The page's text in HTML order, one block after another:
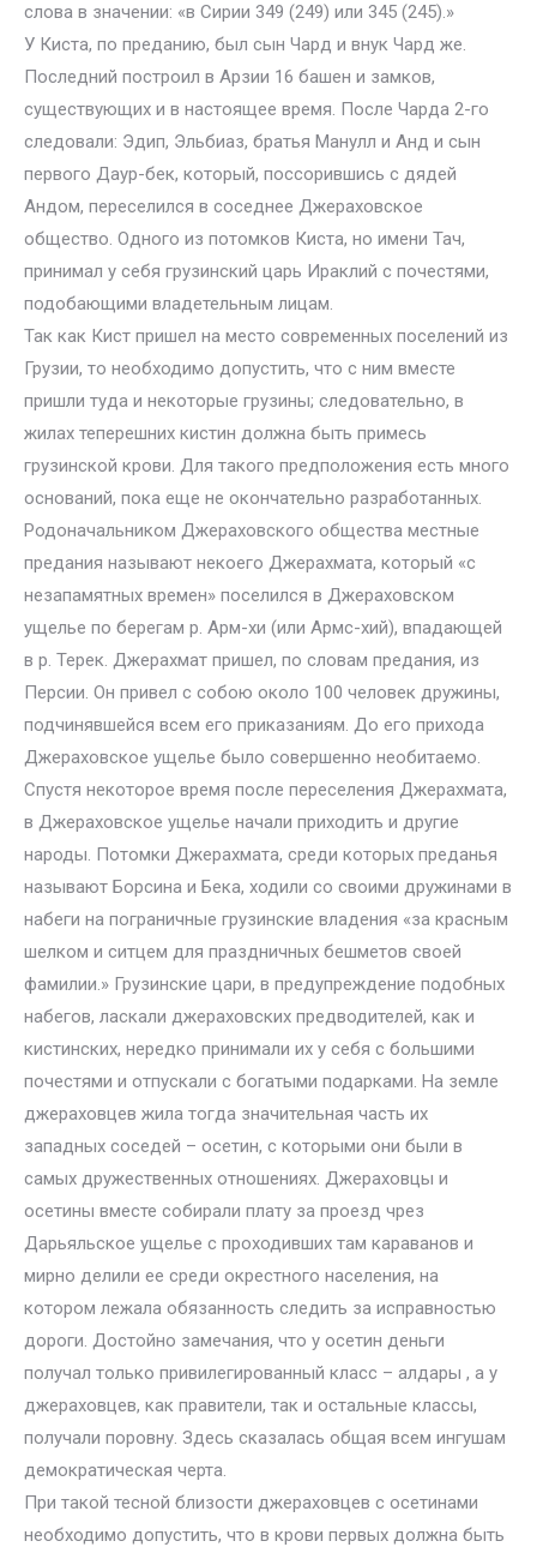
слова в значении: «в Сирии 349 (249) или 345 (245).»
У Киста, по преданию, был сын Чард и внук Чард же.
Последний построил в Арзии 16 башен и замков,
существующих и в настоящее время. После Чарда 2-го
следовали: Эдип, Эльбиаз, братья Манулл и Анд и сын
первого Даур-бек, который, поссорившись с дядей
Андом, переселился в соседнее Джераховское
общество. Одного из потомков Киста, но имени Тач,
принимал у себя грузинский царь Ираклий с почестями,
подобающими владетельным лицам.
Так как Кист пришел на место современных поселений из
Грузии, то необходимо допустить, что с ним вместе
пришли туда и некоторые грузины; следовательно, в
жилах теперешних кистин должна быть примесь
грузинской крови. Для такого предположения есть много
оснований, пока еще не окончательно разработанных.
Родоначальником Джераховского общества местные
предания называют некоего Джерахмата, который «с
незапамятных времен» поселился в Джераховском
ущелье по берегам р. Арм-хи (или Армс-хий), впадающей
в р. Терек. Джерахмат пришел, по словам предания, из
Персии. Он привел с собою около 100 человек дружины,
подчинявшейся всем его приказаниям. До его прихода
Джераховское ущелье было совершенно необитаемо.
Спустя некоторое время после переселения Джерахмата,
в Джераховское ущелье начали приходить и другие
народы. Потомки Джерахмата, среди которых преданья
называют Борсина и Бека, ходили со своими дружинами в
набеги на пограничные грузинские владения «за красным
шелком и ситцем для праздничных бешметов своей
фамилии.» Грузинские цари, в предупреждение подобных
набегов, ласкали джераховских предводителей, как и
кистинских, нередко принимали их у себя с большими
почестями и отпускали с богатыми подарками. На земле
джераховцев жила тогда значительная часть их
западных соседей – осетин, с которыми они были в
самых дружественных отношениях. Джераховцы и
осетины вместе собирали плату за проезд чрез
Дарьяльское ущелье с проходивших там караванов и
мирно делили ее среди окрестного населения, на
котором лежала обязанность следить за исправностью
дороги. Достойно замечания, что у осетин деньги
получал только привилегированный класс – алдары , а у
джераховцев, как правители, так и остальные классы,
получали поровну. Здесь сказалась общая всем ингушам
демократическая черта.
При такой тесной близости джераховцев с осетинами
необходимо допустить, что в крови первых должна быть